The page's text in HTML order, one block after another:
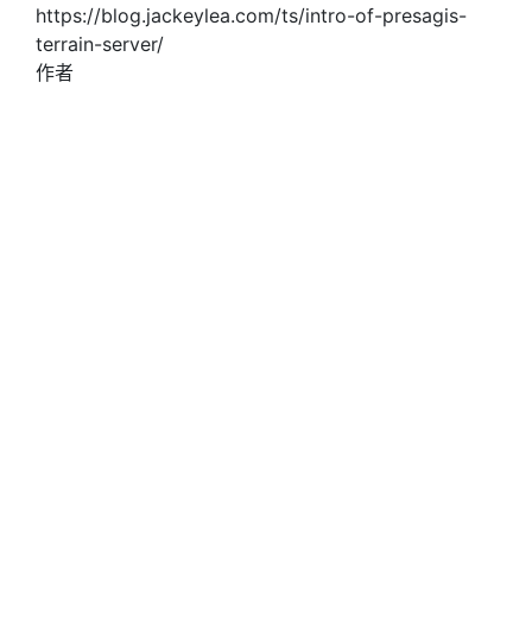
https://blog.jackeylea.com/ts/intro-of-presagis-
terrain-server/
作者